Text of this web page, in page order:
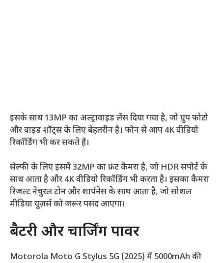
इसके साथ 13MP का अल्ट्रावाइड लेंस दिया गया है, जो ग्रुप फोटो
और वाइड शॉट्स के लिए बेहतरीन है। फोन से आप 4K वीडियो
रिकॉर्डिंग भी कर सकते हैं।
सेल्फी के लिए इसमें 32MP का फ्रंट कैमरा है, जो HDR सपोर्ट के
साथ आता है और 4K वीडियो रिकॉर्डिंग भी करता है। इसका कैमरा
रिजल्ट नेचुरल टोन और शार्पनेस के साथ आता है, जो सोशल
मीडिया यूज़र्स को जरूर पसंद आएगा।
बैटरी और चार्जिंग पावर
Motorola Moto G Stylus 5G (2025) में 5000mAh की